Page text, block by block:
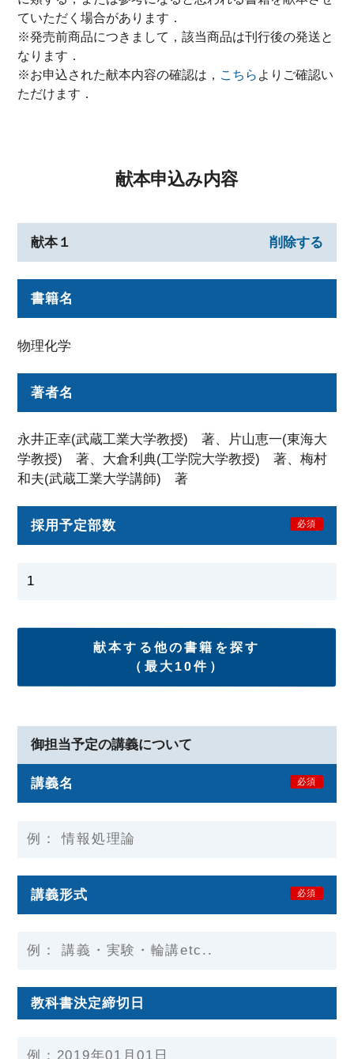
ていただく場合があります．
※発売前商品につきまして，該当商品は刊行後の発送と
なります．
※お申込された献本内容の確認は， こちら よりご確認い
ただけます．
献本申込み内容
献本１ 削除する
書籍名
物理化学
著者名
永井正幸(武蔵工業大学教授) 著、片山恵一(東海大
学教授) 著、大倉利典(工学院大学教授) 著、梅村
和夫(武蔵工業大学講師) 著
採用予定部数 必須
献本する他の書籍を探す
（最大10件）
御担当予定の講義について
講義名 必須
講義形式 必須
教科書決定締切日